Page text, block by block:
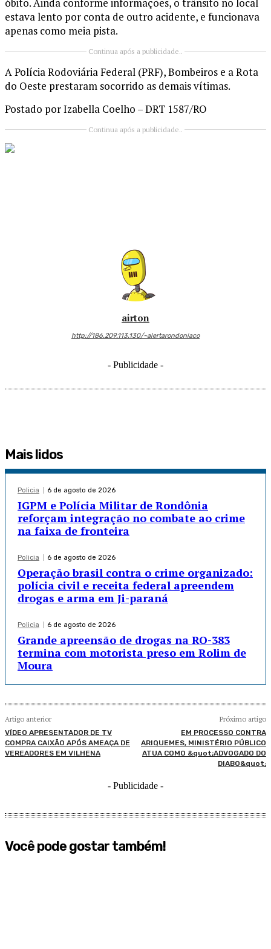
estava lento por conta de outro acidente, e funcionava
apenas como meia pista.
Continua após a publicidade..
A Polícia Rodoviária Federal (PRF), Bombeiros e a Rota
do Oeste prestaram socorrido as demais vítimas.
Postado por Izabella Coelho – DRT 1587/RO
Continua após a publicidade..
airton
http://186.209.113.130/~alertarondoniaco
- Publicidade -
Mais lidos
Policia 6 de agosto de 2026
IGPM e Polícia Militar de Rondônia
reforçam integração no combate ao crime
na faixa de fronteira
Policia 6 de agosto de 2026
Operação brasil contra o crime organizado:
polícia civil e receita federal apreendem
drogas e arma em Ji-paraná
Policia 6 de agosto de 2026
Grande apreensão de drogas na RO-383
termina com motorista preso em Rolim de
Moura
Artigo anterior
VÍDEO APRESENTADOR DE TV
COMPRA CAIXÃO APÓS AMEAÇA DE
VEREADORES EM VILHENA
Próximo artigo
EM PROCESSO CONTRA
ARIQUEMES, MINISTÉRIO PÚBLICO
ATUA COMO &quot;ADVOGADO DO
DIABO&quot;
- Publicidade -
Você pode gostar também!